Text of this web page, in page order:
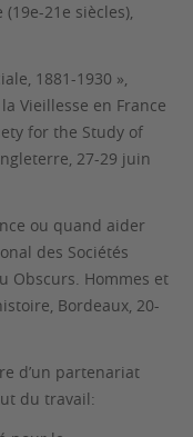
21e siècles),
1881-1930 »,
Vieillesse en France
for the Study of
27-29 juin
ou quand aider
des Sociétés
Obscurs. Hommes et
, Bordeaux, 20-
d’un partenariat
du travail: